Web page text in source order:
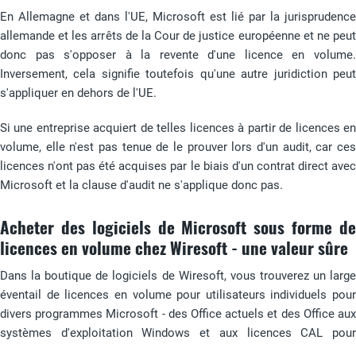
En Allemagne et dans l'UE, Microsoft est lié par la jurisprudence
allemande et les arrêts de la Cour de justice européenne et ne peut
donc pas s'opposer à la revente d'une licence en volume.
Inversement, cela signifie toutefois qu'une autre juridiction peut
s'appliquer en dehors de l'UE.
Si une entreprise acquiert de telles licences à partir de licences en
volume, elle n'est pas tenue de le prouver lors d'un audit, car ces
licences n'ont pas été acquises par le biais d'un contrat direct avec
Microsoft et la clause d'audit ne s'applique donc pas.
Acheter des logiciels de Microsoft sous forme de
licences en volume chez Wiresoft - une valeur sûre
Dans la boutique de logiciels de Wiresoft, vous trouverez un large
éventail de licences en volume pour utilisateurs individuels pour
divers programmes Microsoft - des Office actuels et des Office aux
systèmes d'exploitation Windows et aux licences CAL pour